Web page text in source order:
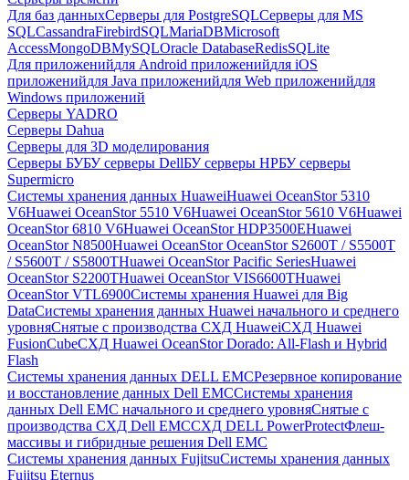
Для баз данныхСерверы для PostgreSQLСерверы для MS
SQLCassandraFirebirdSQLMariaDBMicrosoft
AccessMongoDBMySQLOracle DatabaseRedisSQLite
Для приложенийдля Android приложенийдля iOS
приложенийдля Java приложенийдля Web приложенийдля
Windows приложений
Серверы YADRO
Серверы Dahua
Серверы для 3D моделирования
Серверы БУБУ серверы DellБУ серверы HPБУ серверы
Supermicro
Системы хранения данных HuaweiHuawei OceanStor 5310
V6Huawei OceanStor 5510 V6Huawei OceanStor 5610 V6Huawei
OceanStor 6810 V6Huawei OceanStor HDP3500EHuawei
OceanStor N8500Huawei OceanStor OceanStor S2600T / S5500T
/ S5600T / S5800THuawei OceanStor Pacific SeriesHuawei
OceanStor S2200THuawei OceanStor VIS6600THuawei
OceanStor VTL6900Системы хранения Huawei для Big
DataСистемы хранения данных Huawei начального и среднего
уровняСнятые с производства СХД HuaweiСХД Huawei
FusionCubeСХД Huawei OceanStor Dorado: All-Flash и Hybrid
Flash
Системы хранения данных DELL EMCРезервное копирование
и восстановление данных Dell EMCСистемы хранения
данных Dell EMC начального и среднего уровняСнятые с
производства СХД Dell EMCСХД DELL PowerProtectФлеш-
массивы и гибридные решения Dell EMC
Системы хранения данных FujitsuСистемы хранения данных
Fujitsu Eternus